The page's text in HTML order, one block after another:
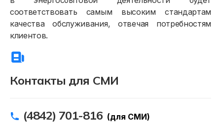
Контакты для СМИ
(4842) 701-816 (для СМИ)
соответствовать самым высоким стандартам
качества обслуживания, отвечая потребностям
клиентов.